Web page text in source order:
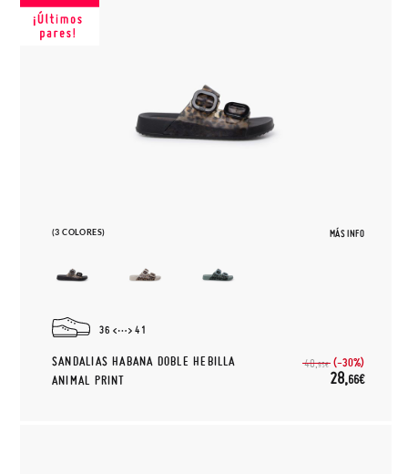
(3 COLORES) MÁS INFO
36 41
SANDALIAS HABANA DOBLE HEBILLA
ANIMAL PRINT
40,95€ (-30%)
28,66€